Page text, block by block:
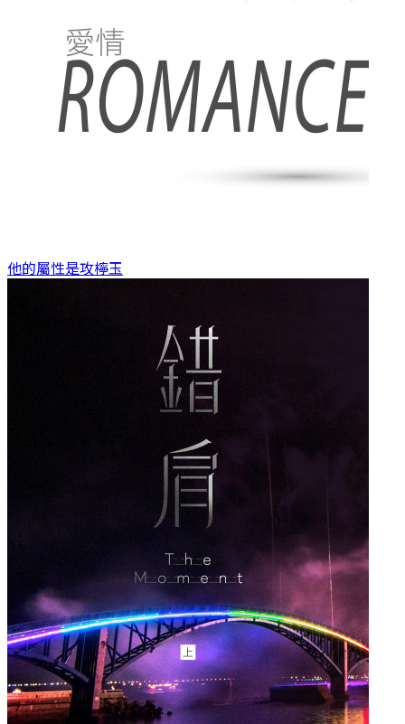
他的屬性是攻檸玉